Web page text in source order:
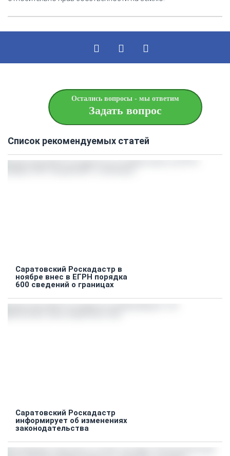
Остались вопросы - мы ответим
Задать вопрос
Список рекомендуемых статей
Саратовский Роскадастр в
ноябре внес в ЕГРН порядка
600 сведений о границах
Саратовский Роскадастр
информирует об изменениях
законодательства